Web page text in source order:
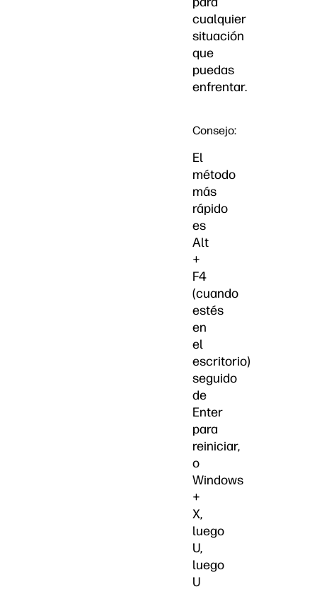
cualquier
situación
que
puedas
enfrentar.
Consejo:
El
método
más
rápido
es
Alt
+
F4
(cuando
estés
en
el
escritorio)
seguido
de
Enter
para
reiniciar,
o
Windows
+
X,
luego
U,
luego
U